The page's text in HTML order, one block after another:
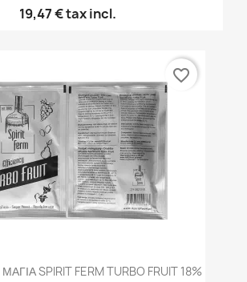
19,47 €tax incl.
SPIRIT FERM TURBO FRUIT 18%
favorite_border